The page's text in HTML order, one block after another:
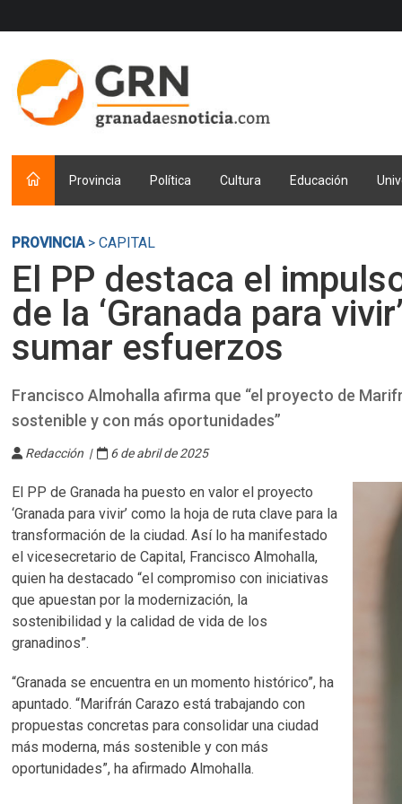
Provincia Política Cultura Educación
PROVINCIA> CAPITAL
El PP destaca el
de la ‘Granada para
sumar esfuerzos
Francisco Almohalla afirma que “el proyecto de
sostenible y con más oportunidades”
Redacción | 6 de abril de 2025
El PP de Granada ha puesto en valor el proyecto
‘Granada para vivir’ como la hoja de ruta clave para la
transformación de la ciudad. Así lo ha manifestado
el vicesecretario de Capital, Francisco Almohalla,
quien ha destacado “el compromiso con iniciativas
que apuestan por la modernización, la
sostenibilidad y la calidad de vida de los
granadinos”.
“Granada se encuentra en un momento histórico”, ha
apuntado. “Marifrán Carazo está trabajando con
propuestas concretas para consolidar una ciudad
más moderna, más sostenible y con más
oportunidades”, ha afirmado Almohalla.